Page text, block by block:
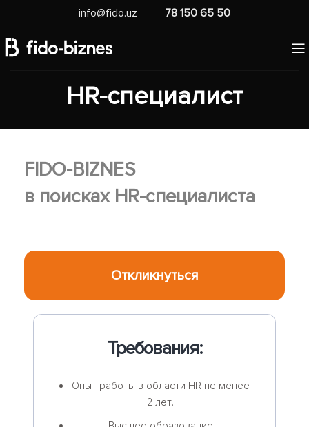
info@fido.uz 78 150 65 50
HR-специалист
FIDO-BIZNES
в поисках HR-специалиста
Откликнуться
Требования:
Опыт работы в области HR не менее
2 лет.